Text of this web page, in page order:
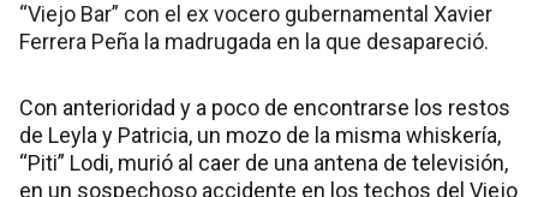
“Viejo Bar” con el ex vocero gubernamental Xavier
Ferrera Peña la madrugada en la que desapareció.
Con anterioridad y a poco de encontrarse los restos
de Leyla y Patricia, un mozo de la misma whiskería,
“Piti” Lodi, murió al caer de una antena de televisión,
en un sospechoso accidente en los techos del Viejo